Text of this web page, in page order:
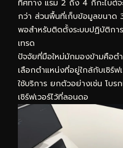
ทิศทาง แรม 2 ถึง 4 กิกะไบต์
กว่า ส่วนพื้นที่เก็บข้อมูลขนาด
พอสำหรับติดตั้งระบบปฏิบัติการ
เทรด
ปัจจัยที่มือใหม่มักมองข้ามคือต
เลือกตำแหน่งที่อยู่ใกล้กับเซิร์ฟ
ใช้บริการ ยกตัวอย่างเช่น โบ
เซิร์ฟเวอร์ไว้ที่ลอนดอ